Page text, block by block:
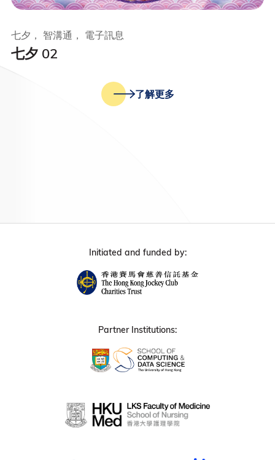
七夕 02
七夕， 智溝通， 電子訊息
了解更多
Initiated and funded by:
Partner Institutions: